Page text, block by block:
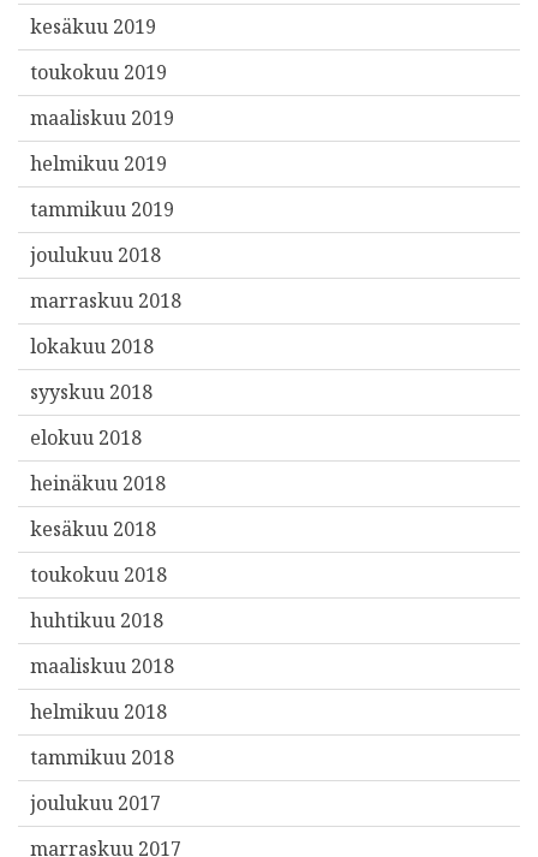
kesäkuu 2019
toukokuu 2019
maaliskuu 2019
helmikuu 2019
tammikuu 2019
joulukuu 2018
marraskuu 2018
lokakuu 2018
syyskuu 2018
elokuu 2018
heinäkuu 2018
kesäkuu 2018
toukokuu 2018
huhtikuu 2018
maaliskuu 2018
helmikuu 2018
tammikuu 2018
joulukuu 2017
marraskuu 2017